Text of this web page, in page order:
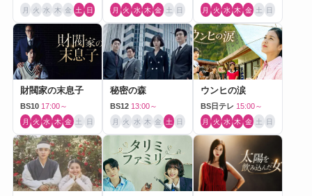
月 火 水 木 金 土 日 月 火 水 木 金 土 日 月 火 水 木 金 土 日
財閥家の末息子
BS10 17:00～
月 火 水 木 金 土 日
秘密の森
BS12 13:00～
月 火 水 木 金 土 日
ウンヒの涙
BS日テレ 15:00～
月 火 水 木 金 土 日